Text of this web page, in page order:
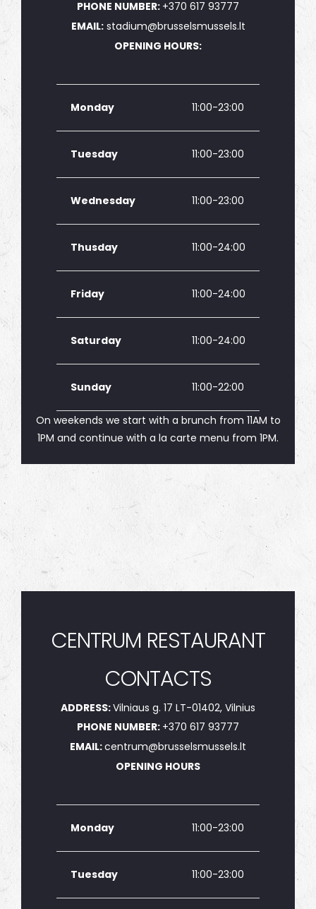
PHONE NUMBER: +370 617 93777
EMAIL: stadium@brusselsmussels.lt
OPENING HOURS:
Monday 11:00-23:00
Tuesday 11:00-23:00
Wednesday 11:00-23:00
Thusday 11:00-24:00
Friday 11:00-24:00
Saturday 11:00-24:00
Sunday 11:00-22:00
On weekends we start with a brunch from 11AM to
1PM and continue with a la carte menu from 1PM.
CENTRUM RESTAURANT
CONTACTS
ADDRESS:Vilniaus g. 17 LT-01402, Vilnius
PHONE NUMBER: +370 617 93777
EMAIL:centrum@brusselsmussels.lt
OPENING HOURS
Monday 11:00-23:00
Tuesday 11:00-23:00